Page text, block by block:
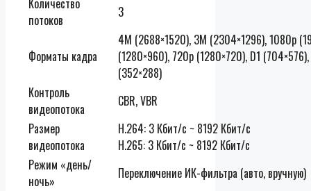
Количество
потоков
3
Форматы кадра
4M (2688×1520), 3M (2304×1296), 1080p
(1280×960), 720p (1280×720), D1
(352×288)
Контроль
видеопотока
CBR, VBR
Размер
видеопотока
H.264: 3 Кбит/с ~ 8192 Кбит/с
H.265: 3 Кбит/с ~ 8192 Кбит/с
Режим «день/
ночь»
Переключение ИК-фильтра (авто, вручную)